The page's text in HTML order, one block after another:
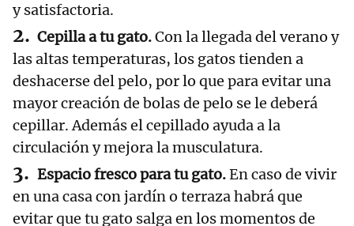
y satisfactoria.
Cepilla a tu gato.Con la llegada del verano y
las altas temperaturas, los gatos tienden a
deshacerse del pelo, por lo que para evitar una
mayor creación de bolas de pelo se le deberá
cepillar. Además el cepillado ayuda a la
circulación y mejora la musculatura.
Espacio fresco para tu gato.En caso de vivir
en una casa con jardín o terraza habrá que
evitar que tu gato salga en los momentos de